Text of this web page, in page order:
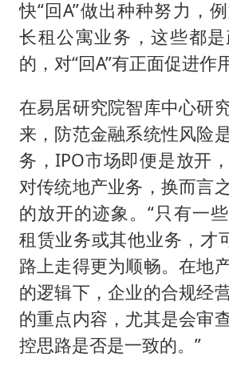
快“回A”做出种种努力，
长租公寓业务，这些都
的，对“回A”有正面促进作用
在易居研究院智库中心研
来，防范金融系统性风险
务，IPO市场即便是放开
对传统地产业务，换而言
的放开的迹象。“只有一
租赁业务或其他业务，才
路上走得更为顺畅。在地
的逻辑下，企业的合规经
的重点内容，尤其是会审
控思路是否是一致的。”